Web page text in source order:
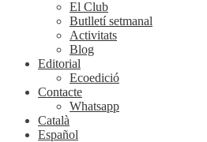
El Club
Butlletí setmanal
Activitats
Blog
Editorial
Ecoedició
Contacte
Whatsapp
Català
Español